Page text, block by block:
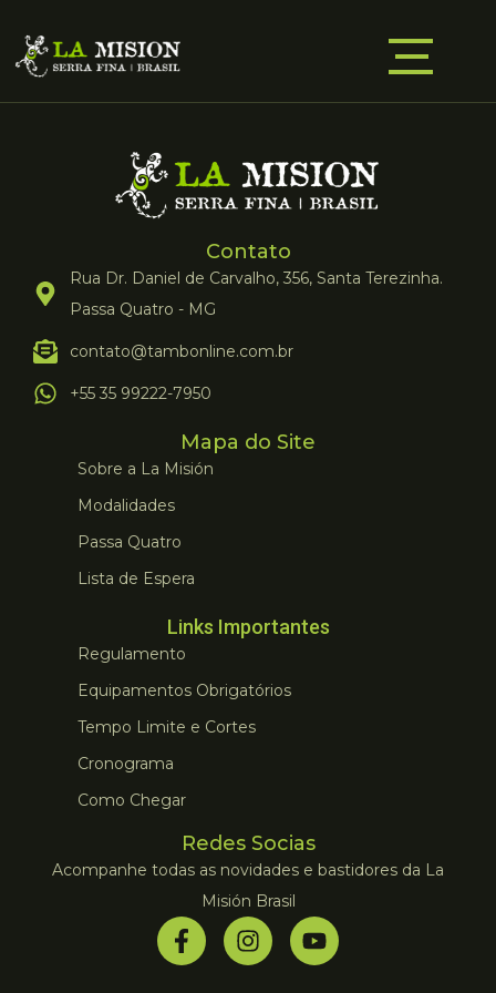
Contato
Rua Dr. Daniel de Carvalho, 356, Santa Terezinha.
Passa Quatro - MG
contato@tambonline.com.br
+55 35 99222-7950
Mapa do Site
Sobre a La Misión
Modalidades
Passa Quatro
Lista de Espera
Links Importantes
Regulamento
Equipamentos Obrigatórios
Tempo Limite e Cortes
Cronograma
Como Chegar
Redes Socias
Acompanhe todas as novidades e bastidores da La
Misión Brasil